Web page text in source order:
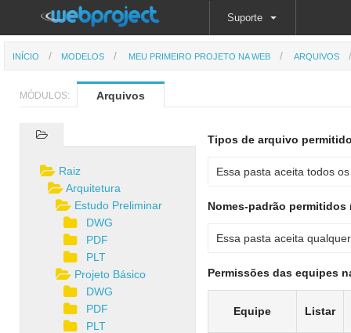
Suporte
INÍCIO MODELOS MEU PRIMEIRO PROJETO NA WEB ARQUIVOS
MÓDULOS: Arquivos
Tipos de arquivo
Essa pasta aceita todos
Nomes-padrão permitidos
Essa pasta aceita
Permissões das equipes
Equipe Listar
Raiz
Arquitetura
Estudo Preliminar
DWG
PDF
PLT
Projeto Básico
DWG
PDF
PLT